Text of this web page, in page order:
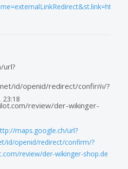
url?
id/openid/redirect/confirm/?
review/der-wikinger-
23:18
maps.google.ch/url?
id/openid/redirect/confirm/?
review/der-wikinger-shop.de